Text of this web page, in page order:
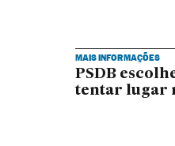
MAIS INFORMAÇÕES
PSDB
tentar lugar